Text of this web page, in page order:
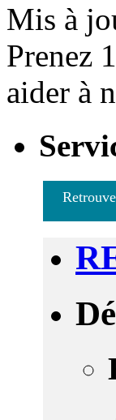
Mis à
Prenez
aider à